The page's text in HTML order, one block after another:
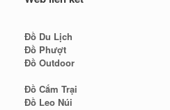
Đồ Du Lịch
Đồ Phượt
Đồ Outdoor
Đồ Cắm Trại
Đồ Leo Núi